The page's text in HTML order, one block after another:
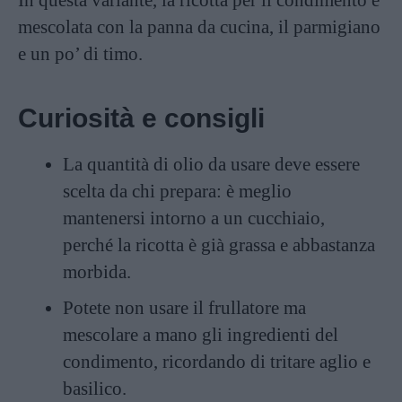
mescolata con la panna da cucina, il parmigiano
e un po’ di timo.
Curiosità e consigli
La quantità di olio da usare deve essere
scelta da chi prepara: è meglio
mantenersi intorno a un cucchiaio,
perché la ricotta è già grassa e abbastanza
morbida.
Potete non usare il frullatore ma
mescolare a mano gli ingredienti del
condimento, ricordando di tritare aglio e
basilico.